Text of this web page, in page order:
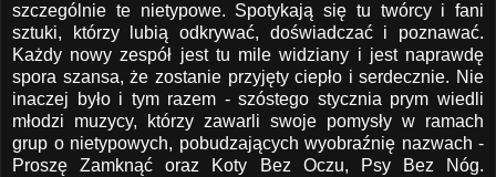
szczególnie te nietypowe. Spotykają się tu twórcy i fani
sztuki, którzy lubią odkrywać, doświadczać i poznawać.
Każdy nowy zespół jest tu mile widziany i jest naprawdę
spora szansa, że zostanie przyjęty ciepło i serdecznie. Nie
inaczej było i tym razem - szóstego stycznia prym wiedli
młodzi muzycy, którzy zawarli swoje pomysły w ramach
grup o nietypowych, pobudzających wyobraźnię nazwach -
Proszę Zamknąć oraz Koty Bez Oczu, Psy Bez Nóg.